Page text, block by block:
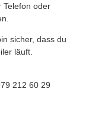
Telefon oder
sicher, dass du
läuft.
212 60 29